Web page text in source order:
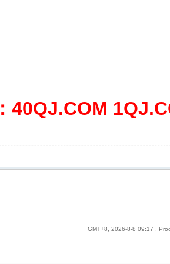
40QJ.COM
GMT+8, 2026-8-8 09:17 ,